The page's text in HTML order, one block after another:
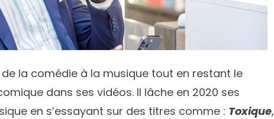
de la comédie à la musique tout en restant le
dans ses vidéos. Il lâche en 2020 ses
en s’essayant sur des titres comme : Toxique,